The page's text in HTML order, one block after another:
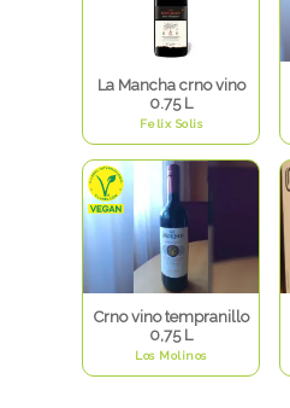
La Mancha crno vino
0.75 L
Felix Solis
Crno vino tempranillo
0,75 L
Los Molinos